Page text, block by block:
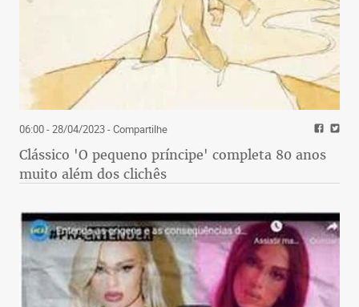
06:00 - 28/04/2023- Compartilhe
Clássico 'O pequeno príncipe' completa 80 anos
muito além dos clichês